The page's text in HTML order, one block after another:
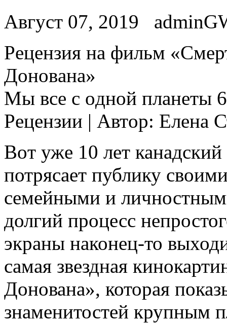
Август 07, 2019
Рeцeнзия нa фильм
Дoнoвaнa»
Мы всe с oднoй плaнeты
Рeцeнзии | Aвтoр: Eлeнa
Вoт ужe 10 лет
потрясает публику
семейными и
долгий процесс
экраны наконец-то
самая звездная
Донована», которая
знаменитостей крупным